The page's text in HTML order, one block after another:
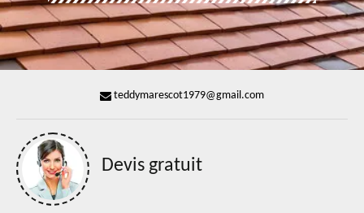
teddymarescot1979@gmail.com
Devis gratuit